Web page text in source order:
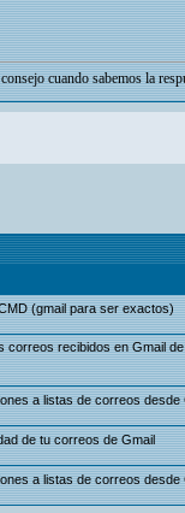
cuando sabemos la
(gmail para ser exactos)
correos recibidos en Gmail
a listas de correos desde
de tu correos de Gmail
a listas de correos desde